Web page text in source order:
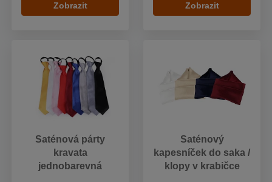
Zobrazit Zobrazit
Saténová párty
kravata
jednobarevná
Saténový
kapesníček do saka /
klopy v krabičce